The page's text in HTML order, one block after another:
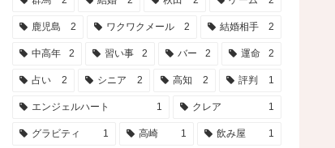
鹿児島 2 ワクワクメール 2 結婚相手 2
中高年 2 習い事 2 バー 2 運命 2
占い 2 シニア 2 高知 2 評判 1
エンジェルハート 1 クレア 1
グラビティ 1 高崎 1 飲み屋 1